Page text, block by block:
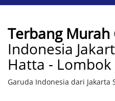
Terbang Murah
Indonesia
Hatta - Lombok
Garuda Indonesia dari Jakarta